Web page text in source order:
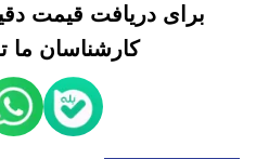
برای دریافت قیمت
کارشناسان ما